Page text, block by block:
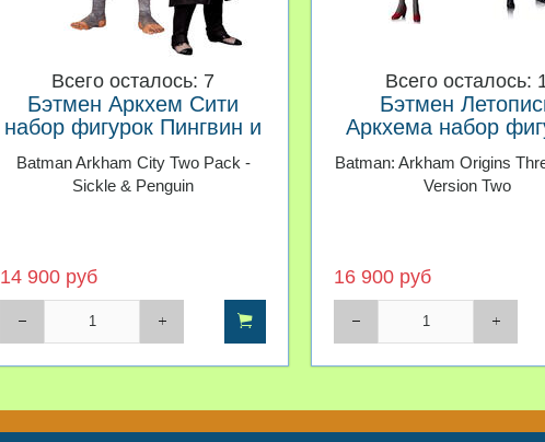
Всего осталось: 7
Бэтмен Аркхем Cити
набор фигурок Пингвин и
Batman Arkham City Two Pack -
Sickle & Penguin
14 900 руб
Всего осталось:
Бэтмен
Аркхема набор
доктор Харлин
Batman: Arkham Origins
Version Two
16 900 руб